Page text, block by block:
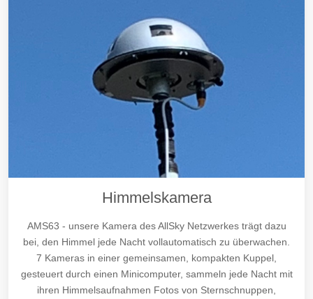
Himmelskamera
AMS63 - unsere Kamera des AllSky Netzwerkes trägt dazu
bei, den Himmel jede Nacht vollautomatisch zu überwachen.
7 Kameras in einer gemeinsamen, kompakten Kuppel,
gesteuert durch einen Minicomputer, sammeln jede Nacht mit
ihren Himmelsaufnahmen Fotos von Sternschnuppen,